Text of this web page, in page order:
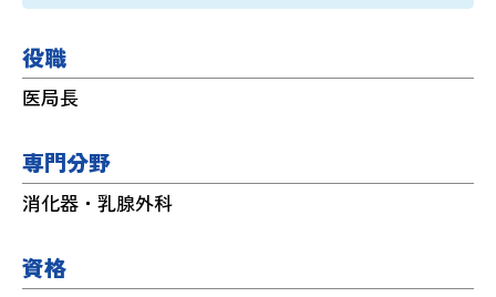
役職
医局長
専門分野
消化器・乳腺外科
資格